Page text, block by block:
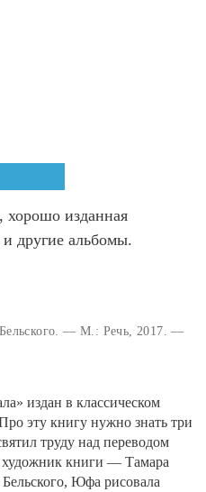
изданная
другие альбомы.
— М.: Речь, 2017. —
издан в классическом
эту книгу нужно знать три
труду над переводом
книги — Тамара
Юфа рисовала